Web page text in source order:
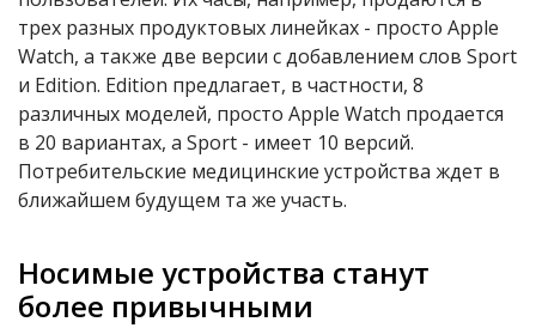
трех разных продуктовых линейках - просто Apple
Watch, а также две версии с добавлением слов Sport
и Edition. Edition предлагает, в частности, 8
различных моделей, просто Apple Watch продается
в 20 вариантах, а Sport - имеет 10 версий.
Потребительские медицинские устройства ждет в
ближайшем будущем та же участь.
Носимые устройства станут
более привычными